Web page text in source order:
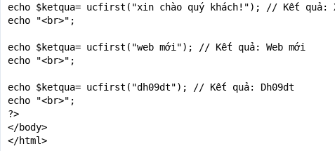
echo $ketqua= ucfirst("xin chào quý khách!"); // Kết quả:
echo "<br>";
echo $ketqua= ucfirst("web mới"); // Kết quả: Web mới
echo "<br>";
echo $ketqua= ucfirst("dh09dt"); // Kết quả: Dh09dt
echo "<br>";
?>
</body>
</html>